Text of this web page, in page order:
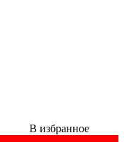
В избранное